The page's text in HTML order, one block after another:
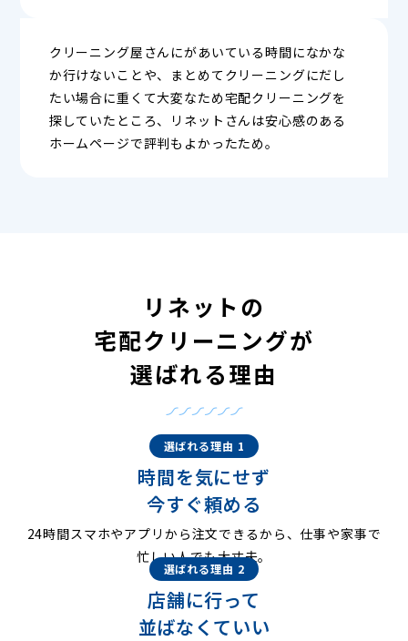
クリーニング屋さんにがあいている時間になかな
か行けないことや、まとめてクリーニングにだし
たい場合に重くて大変なため宅配クリーニングを
探していたところ、リネットさんは安心感のある
ホームページで評判もよかったため。
リネットの
宅配クリーニングが
選ばれる理由
選ばれる理由 1
時間を気にせず
今すぐ頼める
24時間スマホやアプリから注文できるから、仕事や家事で
忙しい人でも大丈夫。
選ばれる理由 2
店舗に行って
並ばなくていい